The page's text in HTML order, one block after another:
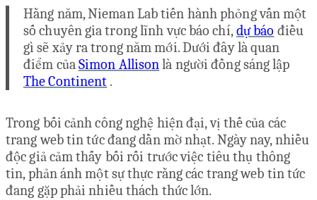
Hằng năm, Nieman Lab tiến hành phỏng vấn một
số chuyên gia trong lĩnh vực báo chí,dự báo điều
gì sẽ xảy ra trong năm mới. Dưới đây là quan
điểm củaSimon Allisonlà người đồng sáng lập
The Continent .
Trong bối cảnh công nghệ hiện đại, vị thế của các
trang web tin tức đang dần mờ nhạt. Ngày nay, nhiều
độc giả cảm thấy bối rối trước việc tiêu thụ thông
tin, phản ánh một sự thực rằng các trang web tin tức
đang gặp phải nhiều thách thức lớn.